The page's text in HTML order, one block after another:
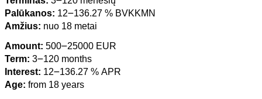
Palūkanos: 12౼136.27 % BVKKMN
Amžius: nuo 18 metai
Amount: 500౼25000 EUR
Term: 3౼120 months
Interest: 12౼136.27 % APR
Age: from 18 years